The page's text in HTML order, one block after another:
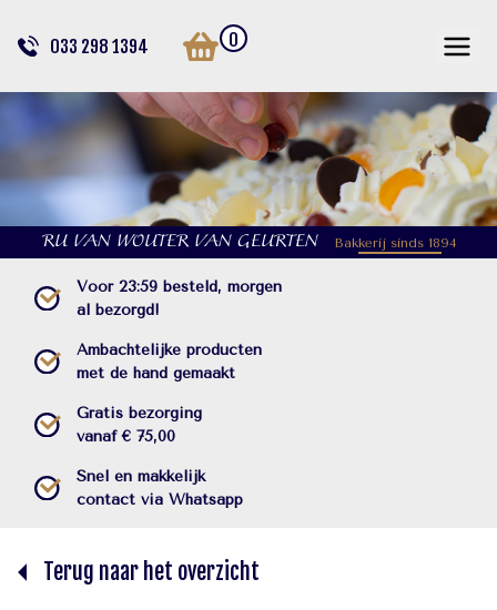
033 298 1394 0
RU VAN WOUTER VAN GEURTEN Bakkerij sinds 1894
Voor 23:59 besteld, morgen
al bezorgd!
Ambachtelijke producten
met de hand gemaakt
Gratis bezorging
vanaf € 75,00
Snel en makkelijk
contact via Whatsapp
Terug naar het overzicht